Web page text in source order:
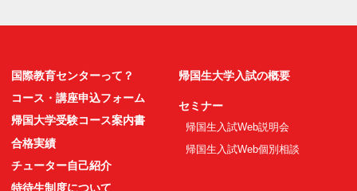
国際教育センターって？
コース・講座申込フォーム
帰国大学受験コース案内書
合格実績
チューター自己紹介
特待生制度について
帰国生大学入試の概要
セミナー
帰国生入試Web説明会
帰国生入試Web個別相談